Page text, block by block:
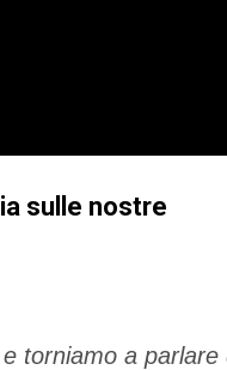
sulle nostre
torniamo a parlare